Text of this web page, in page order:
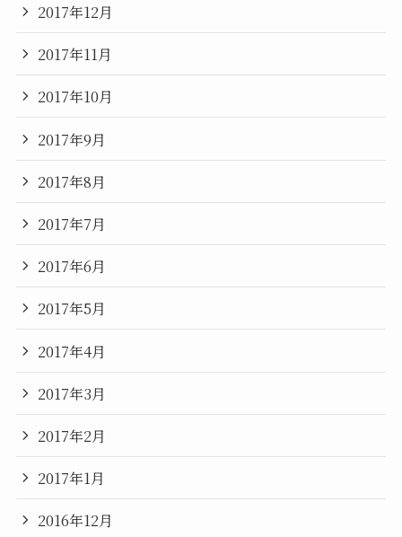
2017年12月
2017年11月
2017年10月
2017年9月
2017年8月
2017年7月
2017年6月
2017年5月
2017年4月
2017年3月
2017年2月
2017年1月
2016年12月